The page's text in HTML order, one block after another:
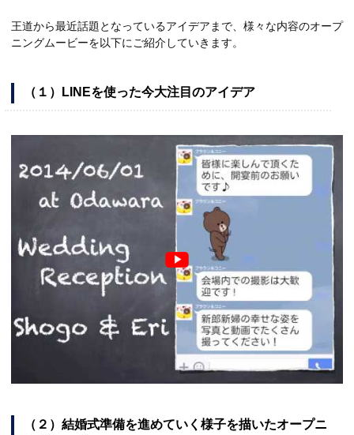
王道から最近話題となっているアイデアまで、様々な内容のオープ
ニングムービーを以下にご紹介していきます。
（１）LINEを使った今大注目のアイデア
（２）結婚式準備を進めていく様子を描いたオープニ